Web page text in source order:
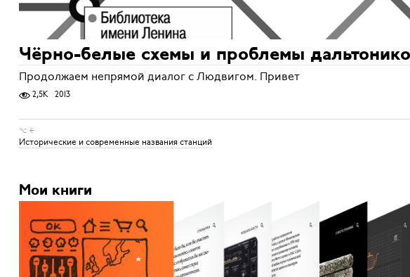
Чёрно-белые схемы и проблемы
Продолжаем непрямой диалог с Людвигом. Привет
2,5K 2013
⌥ ←
Исторические и современные названия станций
Мои книги